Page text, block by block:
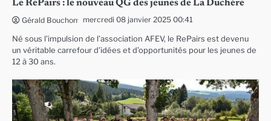
Le RePairs : le nouveau QG des jeunes de La Duchère
Gérald Bouchon mercredi 08 janvier 2025 00:41
Né sous l’impulsion de l’association AFEV, le RePairs est devenu
un véritable carrefour d’idées et d’opportunités pour les jeunes de
12 à 30 ans.